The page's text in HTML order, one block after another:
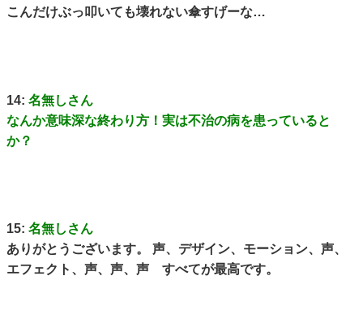
こんだけぶっ叩いても壊れない傘すげーな…
14: 名無しさん
なんか意味深な終わり方！実は不治の病を患っていると
か？
15: 名無しさん
ありがとうございます。 声、デザイン、モーション、声、
エフェクト、声、声、声 すべてが最高です。